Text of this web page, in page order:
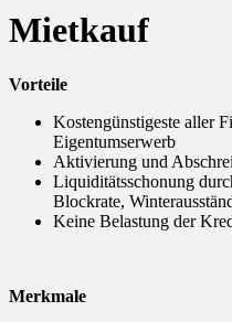
Mietkauf
Vorteile
Kostengünstigeste aller
Eigentumserwerb
Aktivierung und
Liquiditätsschonung
Blockrate,
Keine Belastung der
Merkmale